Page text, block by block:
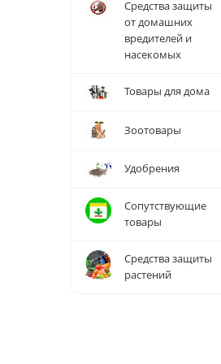
Средства защиты
от домашних
вредителей и
насекомых
Товары для дома
Зоотовары
Удобрения
Сопутствующие
товары
Средства защиты
растений